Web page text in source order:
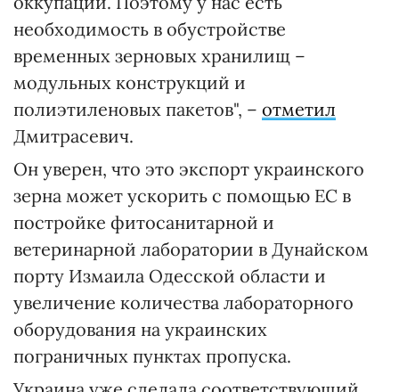
необходимость в обустройстве
временных зерновых хранилищ –
модульных конструкций и
полиэтиленовых пакетов", – отметил
Дмитрасевич.
Он уверен, что это экспорт украинского
зерна может ускорить c помощью ЕС в
постройке фитосанитарной и
ветеринарной лаборатории в Дунайском
порту Измаила Одесской области и
увеличение количества лабораторного
оборудования на украинских
пограничных пунктах пропуска.